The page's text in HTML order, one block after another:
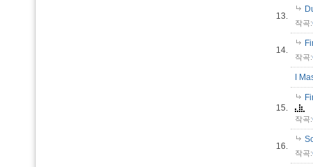
13.
작곡:
14.
작곡:
I
15.
작곡:
16.
작곡: